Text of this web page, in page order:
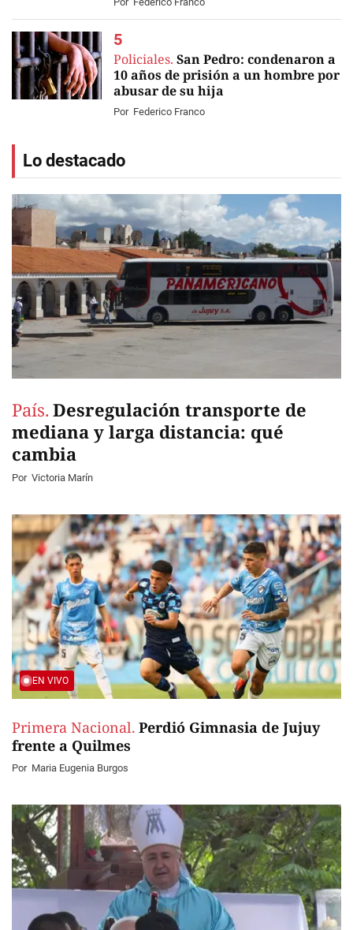
Policiales. San Pedro: condenaron a
10 años de prisión a un hombre por
abusar de su hija
Por Federico Franco
Lo destacado
País. Desregulación transporte de
mediana y larga distancia: qué
cambia
Por Victoria Marín
EN VIVO
Primera Nacional. Perdió Gimnasia de Jujuy
frente a Quilmes
Por Maria Eugenia Burgos